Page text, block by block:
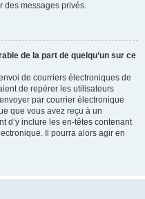
des messages privés.
de la part de quelqu’un sur ce
de courriers électroniques de
de repérer les utilisateurs
par courrier électronique
que vous avez reçu à un
d’y inclure les en-têtes contenant
Il pourra alors agir en